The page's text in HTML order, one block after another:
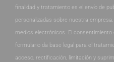
finalidad y tratamiento es el envío de
personalizadas sobre nuestra
medios electrónicos. El consentimiento
formulario da base legal para el
acceso, rectificación, limitación y